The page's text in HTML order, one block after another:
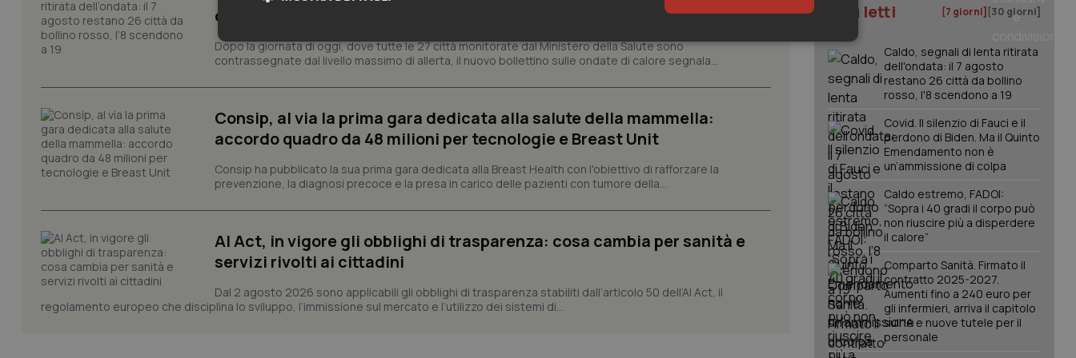
da bollino rosso, l’8 scendono a 19
Dopo la giornata di oggi, dove tutte le 27 città monitorate dal Ministero della Salute sono
contrassegnate dal livello massimo di allerta, il nuovo bollettino sulle ondate di calore segnala...
Consip, al via la prima gara dedicata alla salute della mammella:
accordo quadro da 48 milioni per tecnologie e Breast Unit
Consip ha pubblicato la sua prima gara dedicata alla Breast Health con l'obiettivo di rafforzare la
prevenzione, la diagnosi precoce e la presa in carico delle pazienti con tumore della...
AI Act, in vigore gli obblighi di trasparenza: cosa cambia per sanità e
servizi rivolti ai cittadini
Dal 2 agosto 2026 sono applicabili gli obblighi di trasparenza stabiliti dall’articolo 50 dell’AI Act, il
regolamento europeo che disciplina lo sviluppo, l’immissione sul mercato e l’utilizzo dei sistemi di...
I più letti [7 giorni] [30 giorni]
Caldo, segnali di lenta ritirata
dell'ondata: il 7 agosto
restano 26 città da bollino
rosso, l'8 scendono a 19
Covid. Il silenzio di Fauci e il
perdono di Biden. Ma il Quinto
Emendamento non è
un’ammissione di colpa
Caldo estremo, FADOI:
“Sopra i 40 gradi il corpo può
non riuscire più a disperdere
il calore”
Comparto Sanità. Firmato il
contratto 2025-2027.
Aumenti fino a 240 euro per
gli infermieri, arriva il capitolo
sull'IA e nuove tutele per il
personale
Necessari Statistici Marketing
I cookie necessari contribuiscono a rendere fruibile il sito web abilitandone funzionalità di base quali la navigazione sulle pagine
VISITOR_PRIVACY_METADATA
YouTube
5 mesi 4
Questo cookie viene utilizzato per memorizzare le
impostazioni sulla privacy, garantendo che le loro
preferenze siano onorate nelle sessioni future.